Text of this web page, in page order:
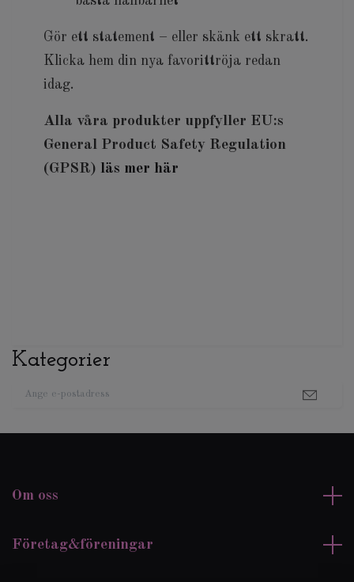
Kategorier
Gör ett statement – eller skänk ett skratt.
Klicka hem din nya favorittröja redan
idag.
Alla våra produkter uppfyller EU:s
General Product Safety Regulation
(GPSR) läs mer här
Om oss
Företag&föreningar